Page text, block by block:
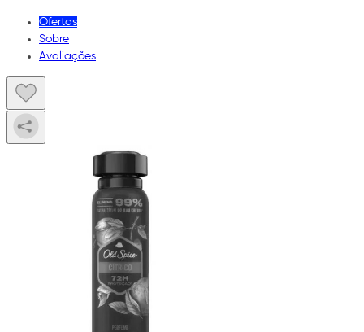
Ofertas
Sobre
Avaliações